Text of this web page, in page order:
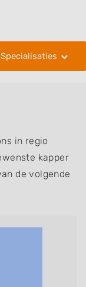
Specialisaties
in regio
kapper
de volgende
of
kappers
en kleuren,
invlechten,